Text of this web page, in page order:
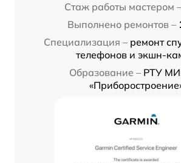
Стаж работы мастером –
Выполнено ремонтов –
Специализация – ремонт
телефонов и экшн-
Образование – РТУ